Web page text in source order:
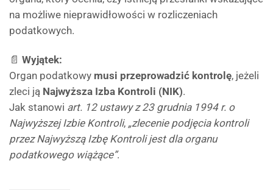
na możliwe nieprawidłowości w rozliczeniach
podatkowych.
📄 Wyjątek:
Organ podatkowy musi przeprowadzić kontrolę, jeżeli
zleci ją Najwyższa Izba Kontroli (NIK).
Jak stanowi art. 12 ustawy z 23 grudnia 1994 r. o
Najwyższej Izbie Kontroli, „zlecenie podjęcia kontroli
przez Najwyższą Izbę Kontroli jest dla organu
podatkowego wiążące”.